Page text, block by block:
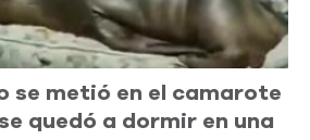
se metió en el camarote
quedó a dormir en una